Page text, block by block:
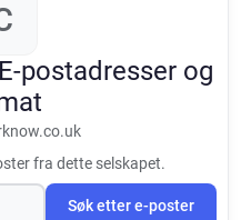
E-postadresser og
fra dette selskapet.
Søk etter e-poster